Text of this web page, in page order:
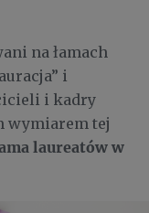
na łamach
i
i kadry
wymiarem tej
laureatów w